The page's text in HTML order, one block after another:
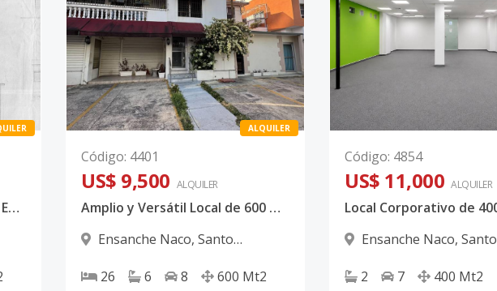
LOCAL 2 NIVELES | 600 m² | 3 ENTRADAS | NACO
ALQUILER
Código: 4401
US$ 9,500 ALQUILER
Amplio y Versátil Local de 600 m² con Entradas Independientes en NACO
Ensanche Naco, Santo
26
6 8 600 Mt2
Código: 4854
US$ 11,000 ALQUILER
Ensanche Naco, Santo
2
7 400 Mt2